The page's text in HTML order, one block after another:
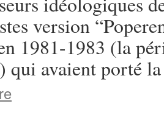
version
1981-1983 (la
qui avaient porté